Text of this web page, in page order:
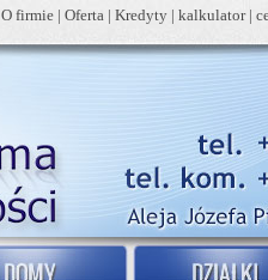
O firmie | Oferta | Kredyty | kalkulator|